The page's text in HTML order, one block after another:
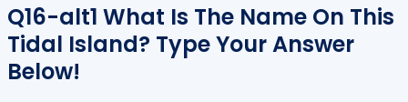
Q16-alt1 What Is The Name On This
Tidal Island? Type Your Answer
Below!